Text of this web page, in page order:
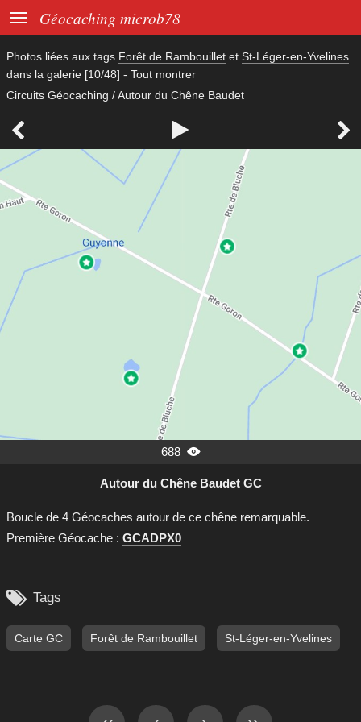
 Géocaching microb78
Photos liées aux tags Forêt de Rambouillet et St-Léger-en-Yvelines
dans la galerie [10/48] - Tout montrer
Circuits Géocaching /Autour du Chêne Baudet
  
688 
Autour du Chêne Baudet GC
Boucle de 4 Géocaches autour de ce chêne remarquable.
Première Géocache : GCADPX0
 Tags
Carte GC Forêt de Rambouillet St-Léger-en-Yvelines